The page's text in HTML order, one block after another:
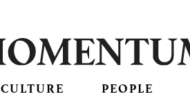
CULTURE PEOPLE